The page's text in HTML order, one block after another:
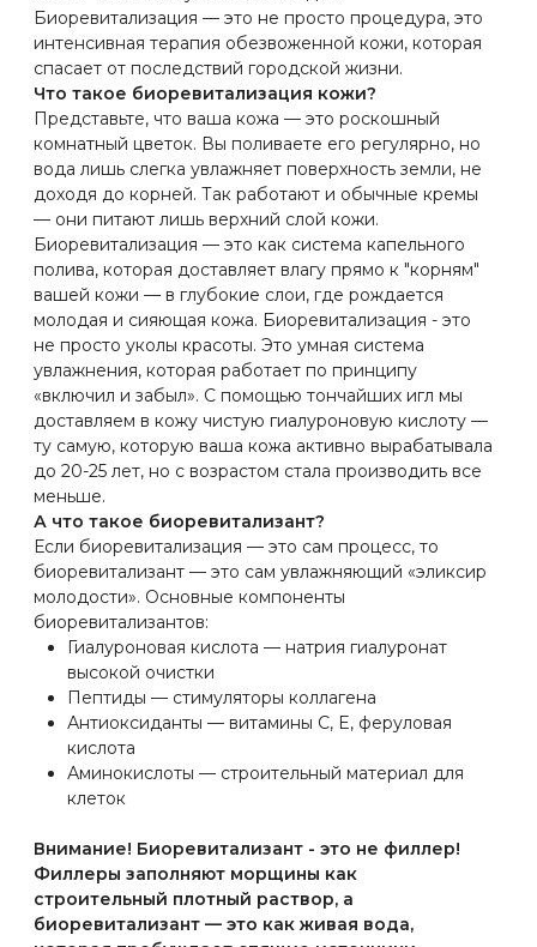
Записаться на консультацию
клеток
Внимание! Биоревитализант - это не филлер!
Филлеры заполняют морщины как
строительный плотный раствор, а
биоревитализант — это как живая вода,
которая пробуждает спящие источники
молодости в вашей коже.
ПОЧЕМУ ЭТО НЕСРАВНИМО
ЭФФЕКТИВНЕЕ БАНОЧНЫХ
Потому что даже самая дорогая косметика работает
на поверхности, как дождь по асфальту.
Биоревитализация — это артезианская скважина,
которая бьет изнутри!